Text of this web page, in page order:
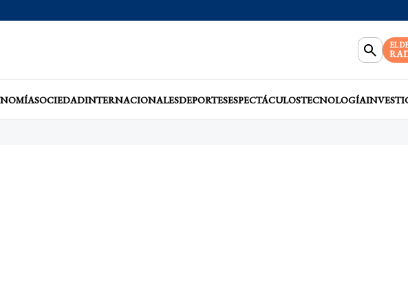
EL
SOCIEDADINTERNACIONALESDEPORTESESPECTÁCULOSTECNOLOGÍA